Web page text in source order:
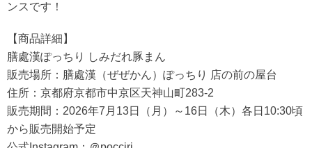
ンスです！
【商品詳細】
膳處漢ぽっちり しみだれ豚まん
販売場所：膳處漢（ぜぜかん）ぽっちり 店の前の屋台
住所：京都府京都市中京区天神山町283-2
販売期間：2026年7月13日（月）～16日（木）各日10:30頃
から販売開始予定